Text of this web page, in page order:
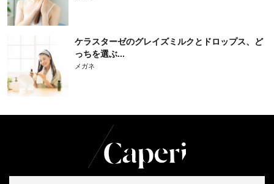
ケラスターゼのグレイズミルクとドロップス、ど
っちを選ぶ...
メガネ